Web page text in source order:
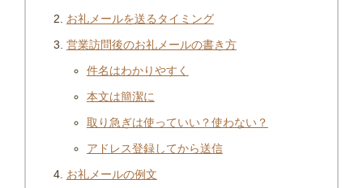
お礼メールを送るタイミング
営業訪問後のお礼メールの書き方
件名はわかりやすく
本文は簡潔に
取り急ぎは使っていい？使わない？
アドレス登録してから送信
お礼メールの例文